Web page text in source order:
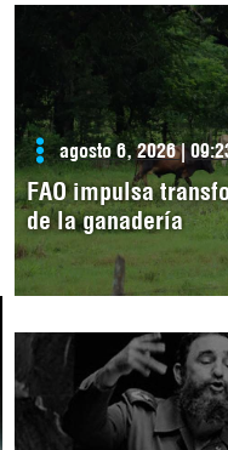
agosto 6, 2026 |
FAO impulsa
de la ganadería